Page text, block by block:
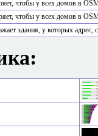
чтобы у всех домов в
чтобы у всех домов в
здания, у которых адрес,